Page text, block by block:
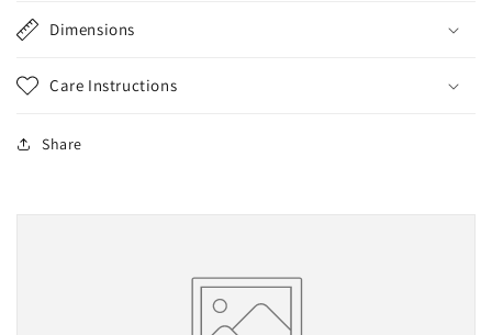
Dimensions
Care Instructions
Share